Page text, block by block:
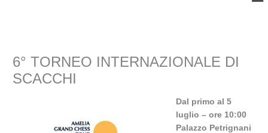
6° TORNEO INTERNAZIONALE DI
SCACCHI
Dal primo al 5
luglio – ore 10:00
Palazzo Petrignani